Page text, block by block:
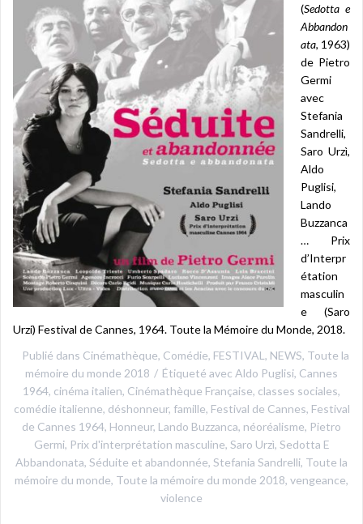
(Sedotta e
Abbandon
ata, 1963)
de Pietro
Germi
avec
Stefania
Sandrelli,
Saro Urzì,
Aldo
Puglisi,
Lando
Buzzanca
… Prix
d’Interpr
étation
masculin
e (Saro
Urzi) Festival de Cannes, 1964. Toute la Mémoire du Monde, 2018.
Publié dans Cinémathèque, Comédie, FESTIVAL , NEWS, Toute la
mémoire du monde 2018
Étiqueté avec Aldo Puglisi, Cannes
1964, cinéma italien, Cinémathèque Française, classes sociales,
comédie italienne, déshonneur, famille, Festival de Cannes, Festival
de Cannes 1964, Honneur, Lando Buzzanca, néoréalisme, Pietro
Germi, Prix d'interprétation masculine, Saro Urzì, Sedotta E
Abbandonata, Séduite et abandonnée, Stefania Sandrelli, Toute la
mémoire du monde, Toute la mémoire du monde 2018, vengeance,
violence